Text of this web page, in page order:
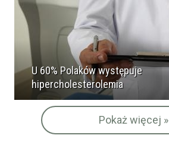
U 60% Polaków występuje
hipercholesterolemia
Pokaż więcej »